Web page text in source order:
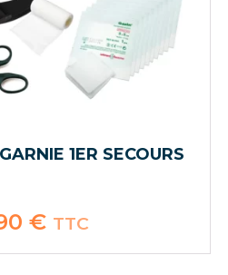
1ER SECOURS
€ TTC